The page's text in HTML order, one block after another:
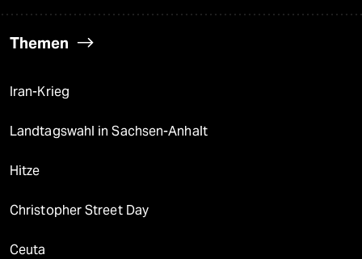
Themen
Iran-Krieg
Landtagswahl in Sachsen-Anhalt
Hitze
Christopher Street Day
Ceuta